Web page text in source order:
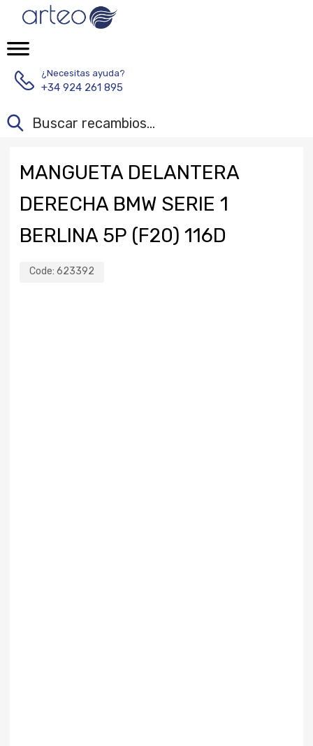
¿Necesitas ayuda?
+34 924 261 895
MANGUETA DELANTERA
DERECHA BMW SERIE 1
BERLINA 5P (F20) 116D
Code: 623392